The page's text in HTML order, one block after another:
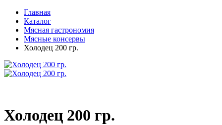
Главная
Каталог
Мясная гастрономия
Мясные консервы
Холодец 200 гр.
Холодец 200 гр.